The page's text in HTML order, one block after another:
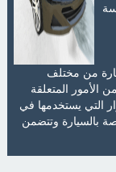
من مختلف
الأمور المتعلقة
التي يستخدمها في
بالسيارة وتتضمن